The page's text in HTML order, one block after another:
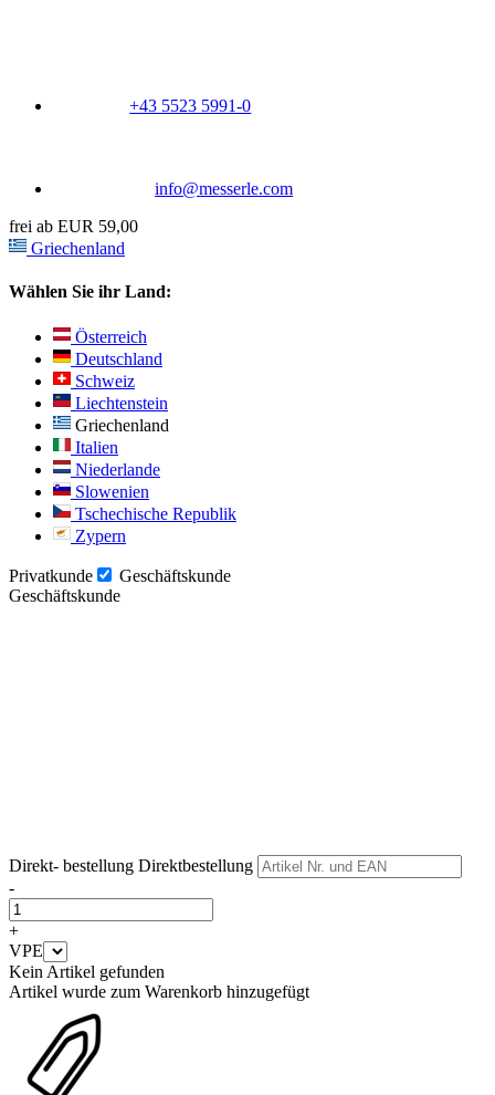
+43 5523 5991-0
info@messerle.com
frei ab EUR 59,00
Griechenland
Wählen Sie ihr Land:
Österreich
Deutschland
Schweiz
Liechtenstein
Griechenland
Italien
Niederlande
Slowenien
Tschechische Republik
Zypern
Privatkunde
Geschäftskunde
Geschäftskunde
Direkt- bestellung Direktbestellung
-
+
VPE
Kein Artikel gefunden
Artikel wurde zum Warenkorb hinzugefügt